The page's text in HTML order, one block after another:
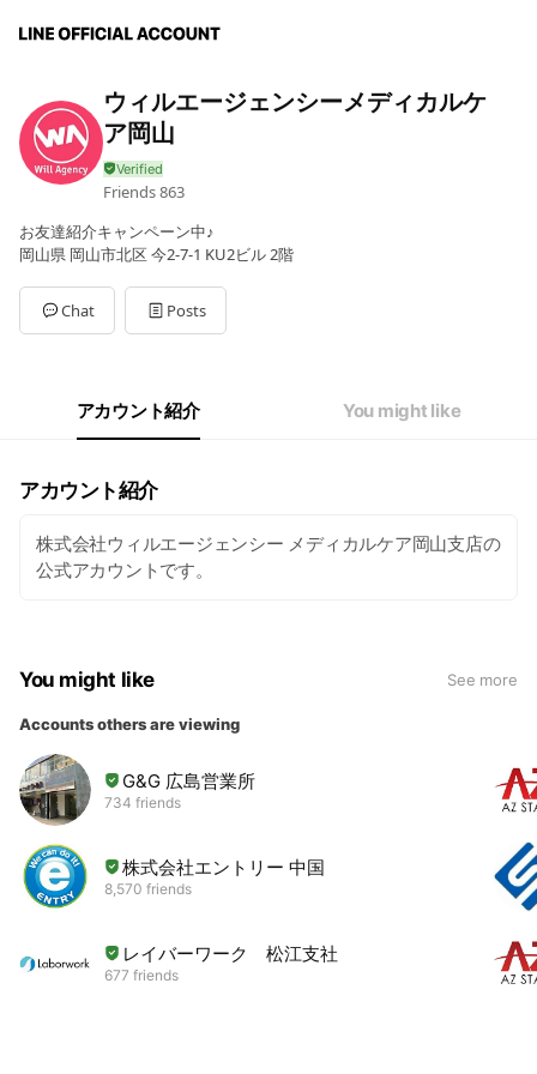
ウィルエージェンシーメディカルケ
ア岡山
Friends863
お友達紹介キャンペーン中♪
岡山県 岡山市北区 今2-7-1 KU2ビル 2階
Chat Posts
アカウント紹介 You might like
アカウント紹介
株式会社ウィルエージェンシー メディカルケア岡山支店の
公式アカウントです。
You might like See more
Accounts others are viewing
G&G 広島営業所
734 friends
株式会社エントリー 中国
8,570 friends
レイバーワーク 松江支社
677 friends